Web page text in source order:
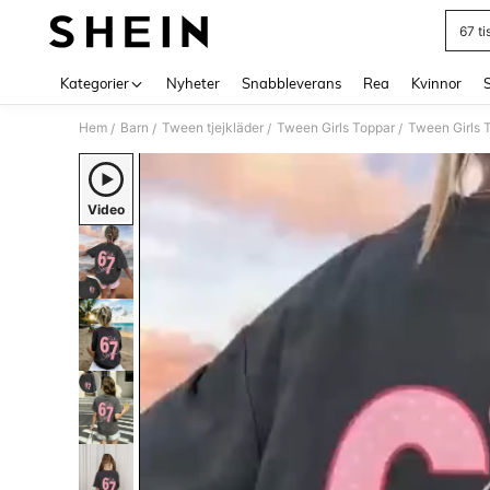
67
Kategorier Nyheter Snabbleverans Rea Kvinnor
Hem / Barn / Tween tjejkläder / Tween Girls Toppar / Tween Girls
Video